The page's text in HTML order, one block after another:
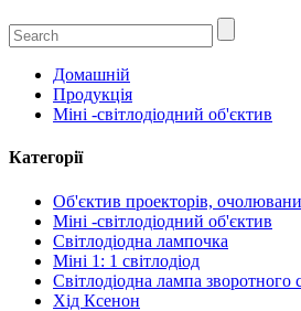
Домашній
Продукція
Міні -світлодіодний об'єктив
Категорії
Об'єктив проекторів,
Міні -світлодіодний об'єктив
Світлодіодна лампочка
Міні 1: 1 світлодіод
Світлодіодна лампа зворотного
Хід Ксенон